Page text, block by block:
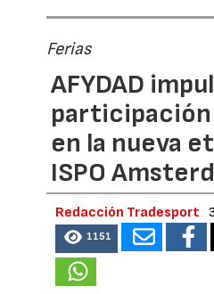
Ferias
AFYDAD
participación
en la nueva
ISPO
Redacción Tradesport
1151